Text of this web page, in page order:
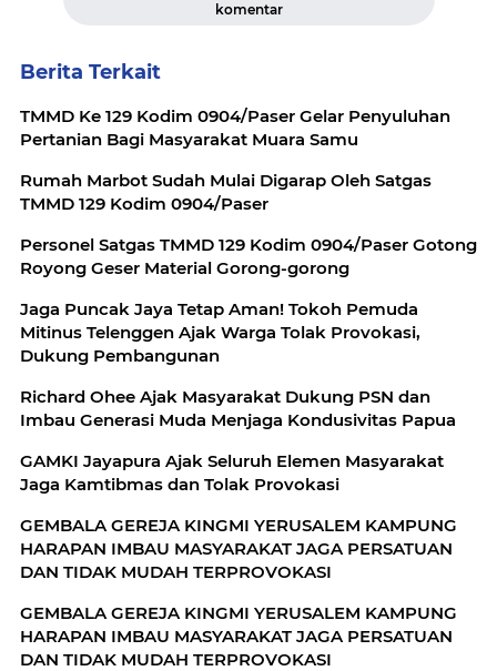
komentar
Berita Terkait
TMMD Ke 129 Kodim 0904/Paser Gelar Penyuluhan
Pertanian Bagi Masyarakat Muara Samu
Rumah Marbot Sudah Mulai Digarap Oleh Satgas
TMMD 129 Kodim 0904/Paser
Personel Satgas TMMD 129 Kodim 0904/Paser Gotong
Royong Geser Material Gorong-gorong
Jaga Puncak Jaya Tetap Aman! Tokoh Pemuda
Mitinus Telenggen Ajak Warga Tolak Provokasi,
Dukung Pembangunan
Richard Ohee Ajak Masyarakat Dukung PSN dan
Imbau Generasi Muda Menjaga Kondusivitas Papua
GAMKI Jayapura Ajak Seluruh Elemen Masyarakat
Jaga Kamtibmas dan Tolak Provokasi
GEMBALA GEREJA KINGMI YERUSALEM KAMPUNG
HARAPAN IMBAU MASYARAKAT JAGA PERSATUAN
DAN TIDAK MUDAH TERPROVOKASI
GEMBALA GEREJA KINGMI YERUSALEM KAMPUNG
HARAPAN IMBAU MASYARAKAT JAGA PERSATUAN
DAN TIDAK MUDAH TERPROVOKASI